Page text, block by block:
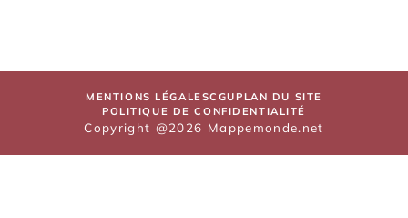
MENTIONS LÉGALESCGU PLAN DU SITE
POLITIQUE DE CONFIDENTIALITÉ
Copyright @2026 Mappemonde.net